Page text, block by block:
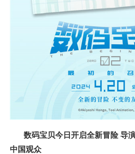
数码宝贝今日开启全新冒险 导
中国观众